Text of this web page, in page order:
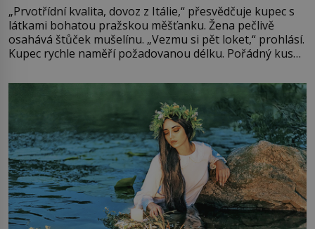
„Prvotřídní kvalita, dovoz z Itálie,“ přesvědčuje kupec s
látkami bohatou pražskou měšťanku. Žena pečlivě
osahává štůček mušelínu. „Vezmu si pět loket,“ prohlásí.
Kupec rychle naměří požadovanou délku. Pořádný kus
milostpaní. Stačí jenom na sukni,“ zhodnotí švadlena
množství růžového mušelínu. „Ošidili vás, podívejte.“
Vezme do ruky dřevěnou